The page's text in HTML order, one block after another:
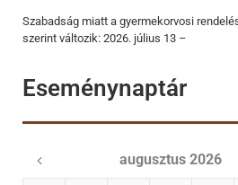
Szabadság miatt a gyermekorvosi
szerint változik: 2026. július 13 –
Eseménynaptár
augusztus 2026